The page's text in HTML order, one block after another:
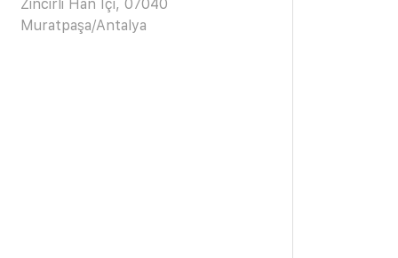
Zincirli Han İçi, 07040
Muratpaşa/Antalya